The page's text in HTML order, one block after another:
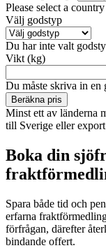
Please select a country
Välj godstyp
Du har inte valt
Vikt (kg)
Du måste skriva in en
Beräkna pris
Minst ett av länderna
till Sverige eller
Boka din
Spara både tid och
erfarna
förfrågan, därefter
bindande offert.